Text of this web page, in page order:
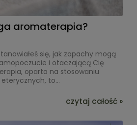
aromaterapia?
się, jak zapachy mogą
i otaczającą Cię
oparta na stosowaniu
to...
czytaj całość »